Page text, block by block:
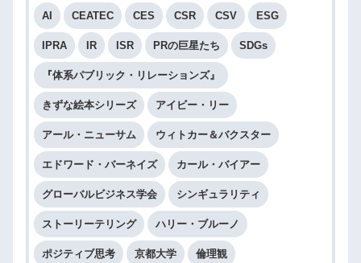
AI CEATEC CES CSR CSV ESG
IPRA IR ISR PRの巨星たち SDGs
『体系パブリック・リレーションズ』
きずな絵本シリーズ アイビー・リー
アール・ニューサム ウィトカー＆バクスター
エドワード・バーネイズ カール・バイアー
グローバルビジネス学会 シンギュラリティ
ストーリーテリング ハリー・ブルーノ
ポジティブ思考 京都大学 倫理観